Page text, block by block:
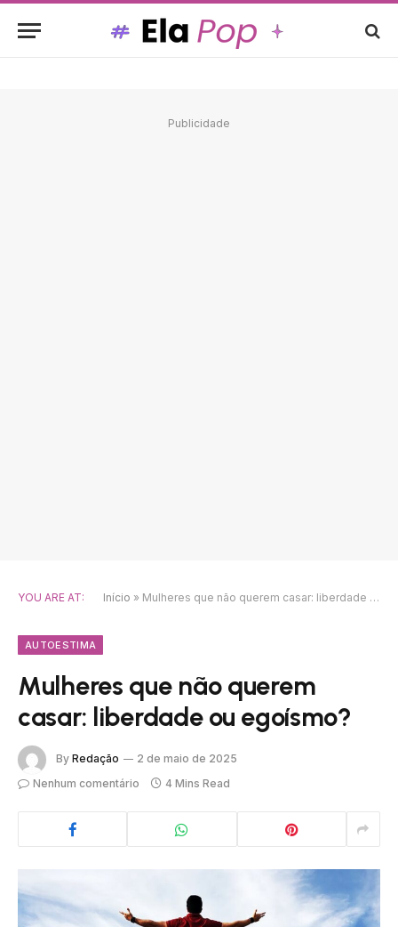
Publicidade
YOU ARE AT: Início » Mulheres que não querem casar: liberdade ou egoísmo?
AUTOESTIMA
Mulheres que não querem
casar: liberdade ou egoísmo?
By Redação
2 de maio de 2025
Nenhum comentário
4 Mins Read